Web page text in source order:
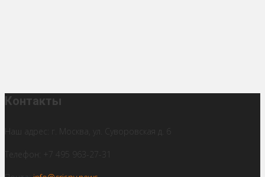
Контакты
Наш адрес: г. Москва, ул. Суворовская д. 6
Телефон: +7 495 963-27-31